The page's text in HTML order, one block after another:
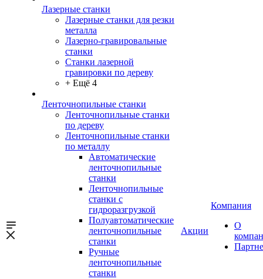
Лазерные станки
Лазерные станки для резки
металла
Лазерно-гравировальные
станки
Станки лазерной
гравировки по дереву
+ Ещё 4
Ленточнопильные станки
Ленточнопильные станки
по дереву
Ленточнопильные станки
по металлу
Автоматические
ленточнопильные
станки
Ленточнопильные
станки с
гидроразгрузкой
Полуавтоматические
ленточнопильные
станки
Ручные
ленточнопильные
станки
Акции
Компания
О